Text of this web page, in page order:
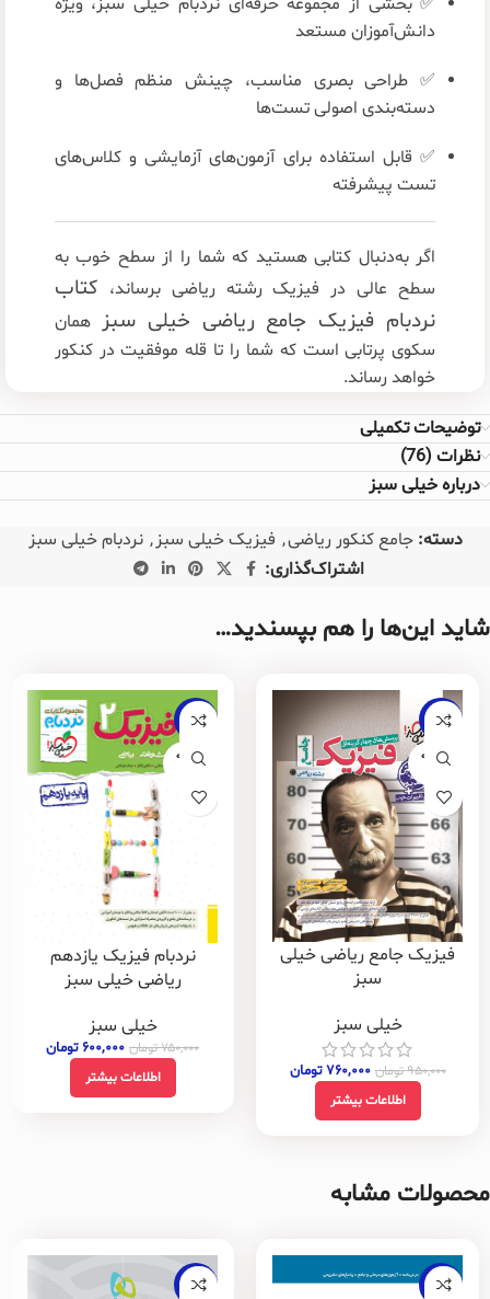
✅ بخشی از مجموعه حرفه‌ای نردبام خیلی سبز، ویژه
دانش‌آموزان مستعد
✅ طراحی بصری مناسب، چینش منظم فصل‌ها و
دسته‌بندی اصولی تست‌ها
✅ قابل استفاده برای آزمون‌های آزمایشی و کلاس‌های
تست پیشرفته
اگر به‌دنبال کتابی هستید که شما را از سطح خوب به
سطح عالی در فیزیک رشته ریاضی برساند، کتاب
نردبام فیزیک جامع ریاضی خیلی سبز همان
سکوی پرتابی است که شما را تا قله موفقیت در کنکور
خواهد رساند.
توضیحات تکمیلی
نظرات (76)
درباره خیلی سبز
دسته: جامع کنکور ریاضی, فیزیک خیلی سبز, نردبام خیلی سبز
اشتراک‌گذاری:
شاید این‌ها را هم بپسندید…
-20%
فروخته
فیزیک جامع ریاضی خیلی
سبز
خیلی سبز
۹۵۰,۰۰۰تومان ۷۶۰,۰۰۰ تومان
اطلاعات بیشتر
-20%
فروخته
نردبام فیزیک یازدهم
ریاضی خیلی سبز
خیلی سبز
۷۵۰,۰۰۰تومان ۶۰۰,۰۰۰ تومان
اطلاعات بیشتر
محصولات مشابه
-10%
-17%